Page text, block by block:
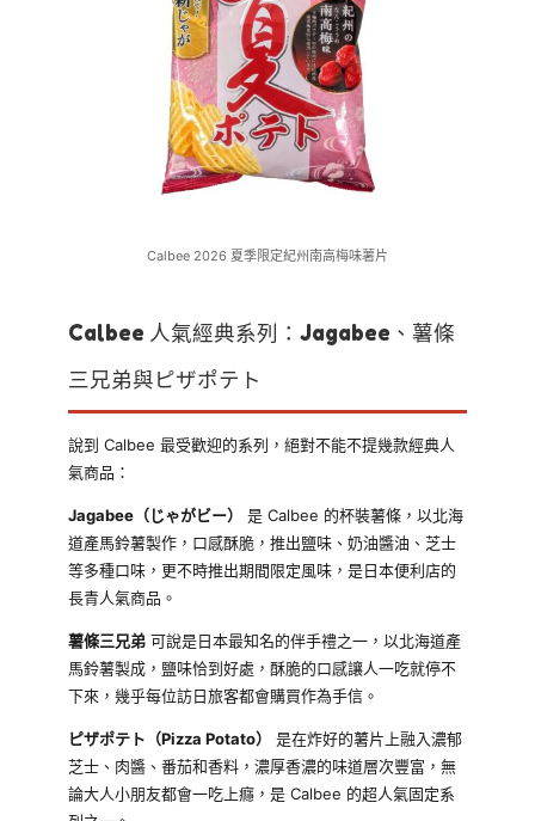
Calbee 2026 夏季限定紀州南高梅味薯片
Calbee 人氣經典系列：Jagabee、薯條
三兄弟與ピザポテト
說到 Calbee 最受歡迎的系列，絕對不能不提幾款經典人
氣商品：
Jagabee（じゃがビー）
是 Calbee 的杯裝薯條，以北海
道產馬鈴薯製作，口感酥脆，推出鹽味、奶油醬油、芝士
等多種口味，更不時推出期間限定風味，是日本便利店的
長青人氣商品。
薯條三兄弟可說是日本最知名的伴手禮之一，以北海道產
馬鈴薯製成，鹽味恰到好處，酥脆的口感讓人一吃就停不
下來，幾乎每位訪日旅客都會購買作為手信。
ピザポテト（Pizza Potato）
是在炸好的薯片上融入濃郁
芝士、肉醬、番茄和香料，濃厚香濃的味道層次豐富，無
論大人小朋友都會一吃上癮，是 Calbee 的超人氣固定系